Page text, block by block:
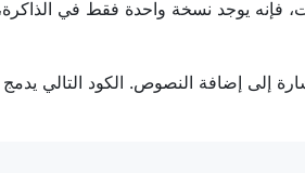
يوجد نسخة واحدة فقط في